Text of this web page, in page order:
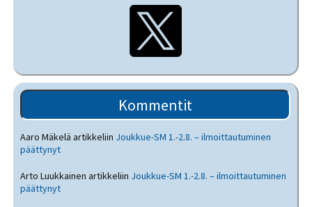
Kommentit
Aaro Mäkelä artikkeliin Joukkue-SM 1.-2.8. – ilmoittautuminen
päättynyt
Arto Luukkainen artikkeliin Joukkue-SM 1.-2.8. – ilmoittautuminen
päättynyt